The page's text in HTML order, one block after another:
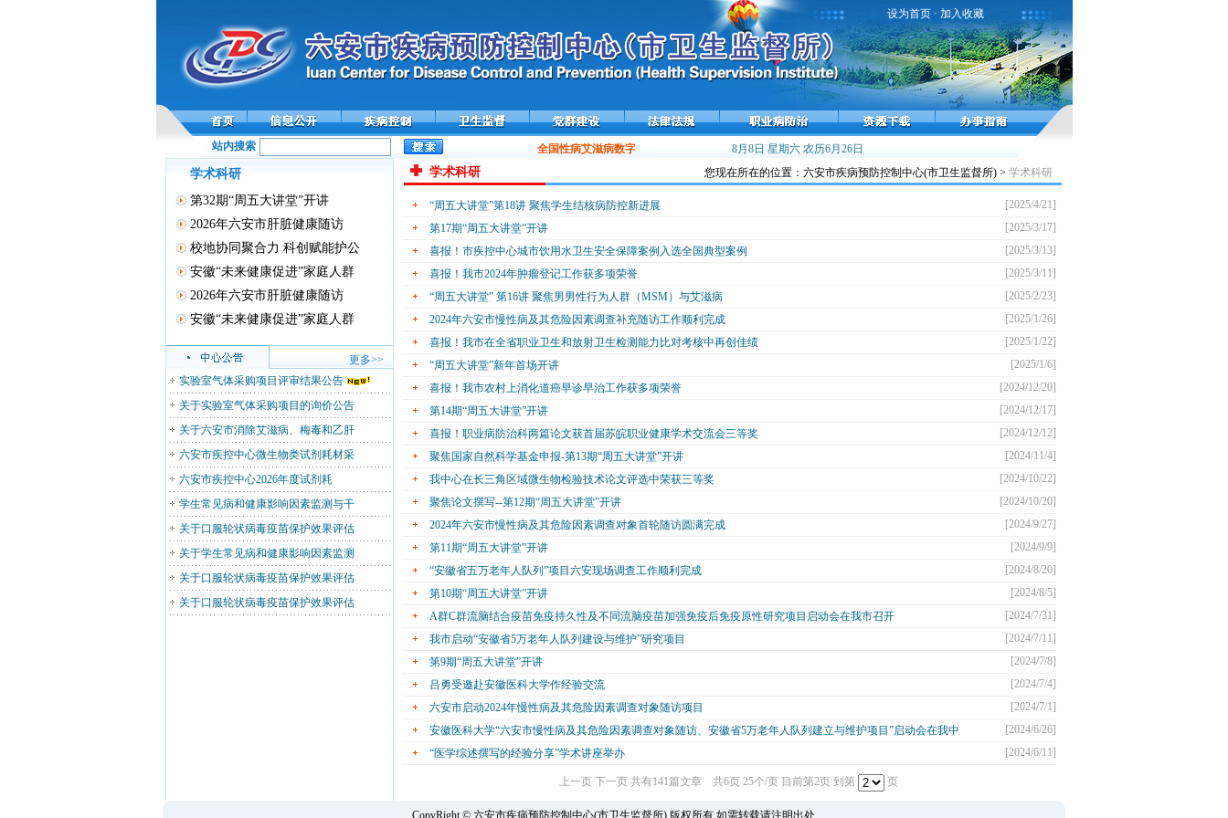
设为首页· 加入收藏
站内搜索 全国性病艾滋病数字化防控平台——携手在线上线运行 流感流行高峰，接种疫苗预防流感！
8月8日 星期六农历6月26日
学术科研
第32期“周五大讲堂”开讲
2026年六安市肝脏健康随访
校地协同聚合力 科创赋能护公
安徽“未来健康促进”家庭人群
2026年六安市肝脏健康随访
安徽“未来健康促进”家庭人群
更多>>
实验室气体采购项目评审结果公告
关于实验室气体采购项目的询价公告
关于六安市消除艾滋病、梅毒和乙肝
六安市疾控中心微生物类试剂耗材采
六安市疾控中心2026年度试剂耗
学生常见病和健康影响因素监测与干
关于口服轮状病毒疫苗保护效果评估
关于学生常见病和健康影响因素监测
关于口服轮状病毒疫苗保护效果评估
关于口服轮状病毒疫苗保护效果评估
学术科研 您现在所在的位置：六安市疾病预防控制中心(市卫生监督所) > 学术科研
“周五大讲堂”第18讲 聚焦学生结核病防控新进展
[2025/4/21]
第17期“周五大讲堂”开讲
[2025/3/17]
喜报！市疾控中心城市饮用水卫生安全保障案例入选全国典型案例
[2025/3/13]
喜报！我市2024年肿瘤登记工作获多项荣誉
[2025/3/11]
“周五大讲堂” 第16讲 聚焦男男性行为人群（MSM）与艾滋病
[2025/2/23]
2024年六安市慢性病及其危险因素调查补充随访工作顺利完成
[2025/1/26]
喜报！我市在全省职业卫生和放射卫生检测能力比对考核中再创佳绩
[2025/1/22]
“周五大讲堂”新年首场开讲
[2025/1/6]
喜报！我市农村上消化道癌早诊早治工作获多项荣誉
[2024/12/20]
第14期“周五大讲堂”开讲
[2024/12/17]
喜报！职业病防治科两篇论文获首届苏皖职业健康学术交流会三等奖
[2024/12/12]
聚焦国家自然科学基金申报-第13期“周五大讲堂”开讲
[2024/11/4]
我中心在长三角区域微生物检验技术论文评选中荣获三等奖
[2024/10/22]
聚焦论文撰写--第12期“周五大讲堂”开讲
[2024/10/20]
2024年六安市慢性病及其危险因素调查对象首轮随访圆满完成
[2024/9/27]
第11期“周五大讲堂”开讲
[2024/9/9]
“安徽省五万老年人队列”项目六安现场调查工作顺利完成
[2024/8/20]
第10期“周五大讲堂”开讲
[2024/8/5]
A群C群流脑结合疫苗免疫持久性及不同流脑疫苗加强免疫后免疫原性研究项目启动会在我市召开
[2024/7/31]
我市启动“安徽省5万老年人队列建设与维护”研究项目
[2024/7/11]
第9期“周五大讲堂”开讲
[2024/7/8]
吕勇受邀赴安徽医科大学作经验交流
[2024/7/4]
六安市启动2024年慢性病及其危险因素调查对象随访项目
[2024/7/1]
安徽医科大学“六安市慢性病及其危险因素调查对象随访、安徽省5万老年人队列建立与维护项目”启动会在我中
[2024/6/26]
“医学综述撰写的经验分享”学术讲座举办
[2024/6/11]
上一页 下一页 共有141篇文章 共6页 25个/页 目前第2页 到第 页
CopyRight © 六安市疾病预防控制中心(市卫生监督所) 版权所有 如需转载请注明出处